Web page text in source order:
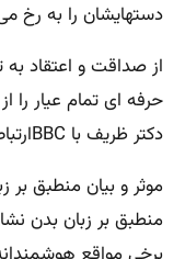
دستهایشان را به رخ
از صداقت و اعتقاد
حرفه ای تمام عیار
دکتر ظریف با BBCارتباط چشمی
موثر و بیان منطبق بر
منطبق بر زبان بدن